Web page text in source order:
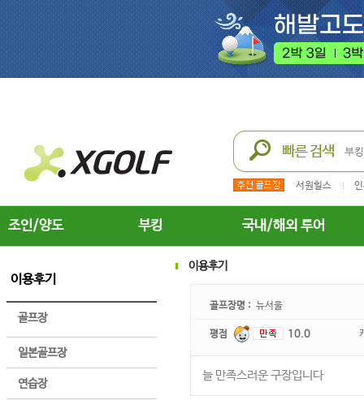
서원힐스
조인/양도 부킹 국내/해외 투어
이용후기
골프장
일본골프장
연습장
이용후기
골프장명 : 뉴서울
평점 10.0
늘 만족스러운 구장입니다